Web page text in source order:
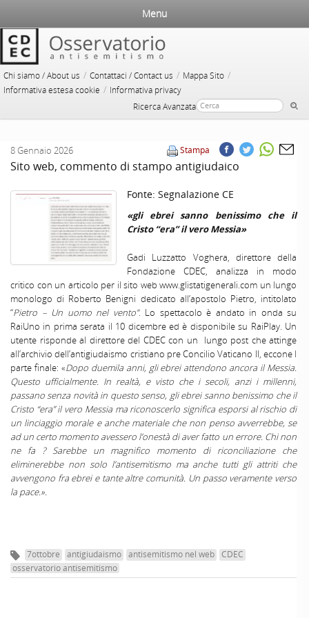
Chi siamo / About us / Contattaci / Contact us / Mappa Sito /
Informativa estesa cookie / Informativa privacy
Ricerca Avanzata
Menu
Stampa
8 Gennaio 2026
Sito web, commento di stampo antigiudaico
Fonte: Segnalazione CE
«gli ebrei sanno benissimo che il
Cristo “era” il vero Messia»
Gadi Luzzatto Voghera, direttore della
Fondazione CDEC, analizza in modo
critico con un articolo per il sito web www.glistatigenerali.com un lungo
monologo di Roberto Benigni dedicato all’apostolo Pietro, intitolato
“Pietro – Un uomo nel vento”. Lo spettacolo è andato in onda su
RaiUno in prima serata il 10 dicembre ed è disponibile su RaiPlay. Un
utente risponde al direttore del CDEC con un lungo post che attinge
all’archivio dell’antigiudaismo cristiano pre Concilio Vaticano II, eccone l
parte finale: «Dopo duemila anni, gli ebrei attendono ancora il Messia.
Questo ufficialmente. In realtà, e visto che i secoli, anzi i millenni,
passano senza novità in questo senso, gli ebrei sanno benissimo che il
Cristo “era” il vero Messia ma riconoscerlo significa esporsi al rischio di
un linciaggio morale e anche materiale che non penso avverrebbe, se
ad un certo momento avessero l’onestà di aver fatto un errore. Chi non
ne fa ? Sarebbe un magnifico momento di riconciliazione che
eliminerebbe non solo l’antisemitismo ma anche tutti gli attriti che
avvengono fra ebrei e tante altre comunità. Un passo veramente verso
la pace.».
7ottobre antigiudaismo antisemitismo nel web
CDEC
osservatorio antisemitismo